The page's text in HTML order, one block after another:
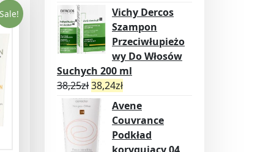
Sale!
Vichy Dercos
Szampon
Przeciwłupieżo
wy Do Włosów
Suchych 200 ml
38,25zł38,24zł
Avene
Couvrance
Podkład